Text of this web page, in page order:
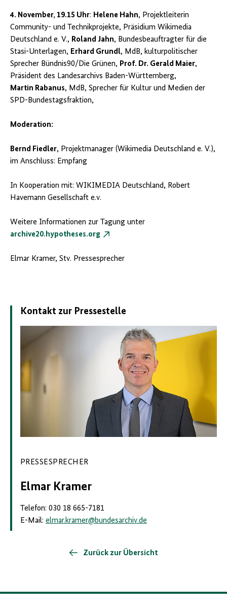
4. November, 19.15 Uhr: Helene Hahn, Projektleiterin
Community- und Technikprojekte, Präsidium Wikimedia
Deutschland e. V., Roland Jahn, Bundesbeauftragter für die
Stasi-Unterlagen, Erhard Grundl, MdB, kulturpolitischer
Sprecher Bündnis90/Die Grünen, Prof. Dr. Gerald Maier,
Präsident des Landesarchivs Baden-Württemberg,
Martin Rabanus, MdB, Sprecher für Kultur und Medien der
SPD-Bundestagsfraktion,
Moderation:
Bernd Fiedler, Projektmanager (Wikimedia Deutschland e. V.),
im Anschluss: Empfang
In Kooperation mit: WIKIMEDIA Deutschland, Robert
Havemann Gesellschaft e.v.
Weitere Informationen zur Tagung unter
archive20.hypotheses.org
Elmar Kramer, Stv. Pressesprecher
Kontakt zur Pressestelle
PRESSESPRECHER
Elmar Kramer
Telefon: 030 18 665-7181
E-Mail: elmar.kramer@bundesarchiv.de
Zurück zur Übersicht